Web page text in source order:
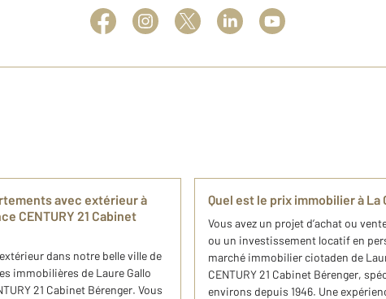
avec extérieur à
CENTURY 21 Cabinet
dans notre belle ville de
immobilières de Laure Gallo
21 Cabinet Bérenger. Vous
Quel est le prix immobilier à La
Vous avez un projet d’achat ou
ou un investissement locatif en
marché immobilier ciotaden de
CENTURY 21 Cabinet Bérenger,
environs depuis 1946. Une